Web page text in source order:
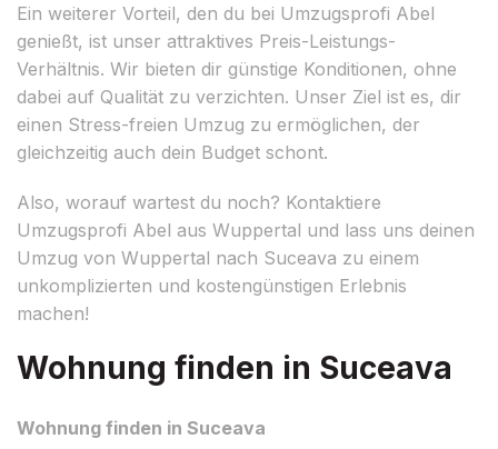
Ein weiterer Vorteil, den du bei Umzugsprofi Abel
genießt, ist unser attraktives Preis-Leistungs-
Verhältnis. Wir bieten dir günstige Konditionen, ohne
dabei auf Qualität zu verzichten. Unser Ziel ist es, dir
einen Stress-freien Umzug zu ermöglichen, der
gleichzeitig auch dein Budget schont.
Also, worauf wartest du noch? Kontaktiere
Umzugsprofi Abel aus Wuppertal und lass uns deinen
Umzug von Wuppertal nach Suceava zu einem
unkomplizierten und kostengünstigen Erlebnis
machen!
Wohnung finden in Suceava
Wohnung finden in Suceava